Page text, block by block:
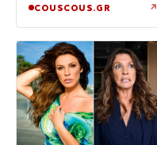
COUSCOUS.GR ↗